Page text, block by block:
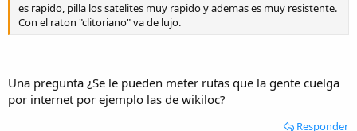
es rapido, pilla los satelites muy rapido y ademas es muy resistente.
Con el raton "clitoriano" va de lujo.
Una pregunta ¿Se le pueden meter rutas que la gente cuelga
por internet por ejemplo las de wikiloc?
Responder